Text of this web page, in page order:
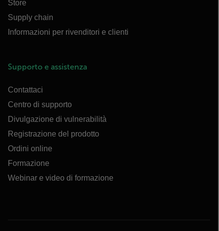
Store
Supply chain
Informazioni per rivenditori e clienti
Supporto e assistenza
Contattaci
Centro di supporto
Divulgazione di vulnerabilità
Registrazione del prodotto
Ordini online
Formazione
Webinar e video di formazione